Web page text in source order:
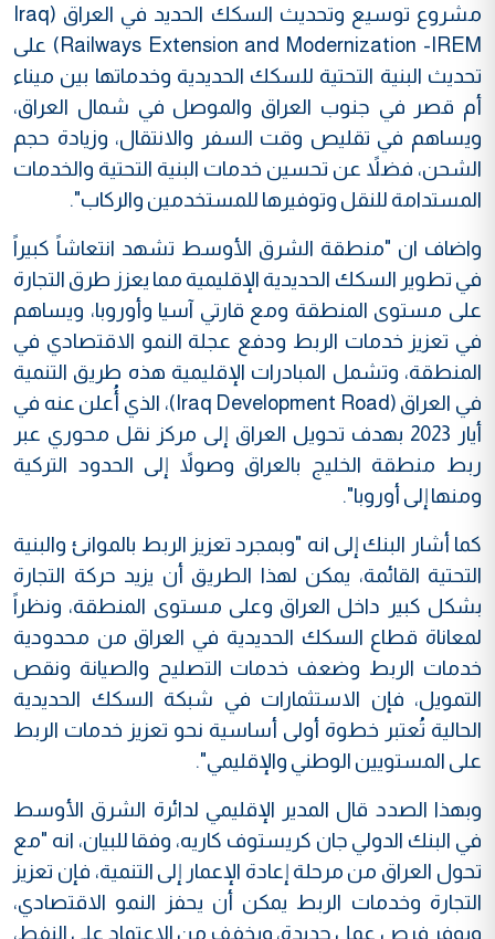
مشروع توسيع وتحديث السكك الحديد في العراق (Iraq
Railways Extension and Modernization -IREM) على
تحديث البنية التحتية للسكك الحديدية وخدماتها بين ميناء
أم قصر في جنوب العراق والموصل في شمال العراق،
ويساهم في تقليص وقت السفر والانتقال، وزيادة حجم
الشحن، فضلاً عن تحسين خدمات البنية التحتية والخدمات
المستدامة للنقل وتوفيرها للمستخدمين والركاب".
واضاف ان "منطقة الشرق الأوسط تشهد انتعاشاً كبيراً
في تطوير السكك الحديدية الإقليمية مما يعزز طرق التجارة
على مستوى المنطقة ومع قارتي آسيا وأوروبا، ويساهم
في تعزيز خدمات الربط ودفع عجلة النمو الاقتصادي في
المنطقة، وتشمل المبادرات الإقليمية هذه طريق التنمية
في العراق (Iraq Development Road)، الذي أُعلن عنه في
أيار 2023 بهدف تحويل العراق إلى مركز نقل محوري عبر
ربط منطقة الخليج بالعراق وصولاً إلى الحدود التركية
ومنها إلى أوروبا".
كما أشار البنك إلى انه "وبمجرد تعزيز الربط بالموانئ والبنية
التحتية القائمة، يمكن لهذا الطريق أن يزيد حركة التجارة
بشكل كبير داخل العراق وعلى مستوى المنطقة، ونظراً
لمعاناة قطاع السكك الحديدية في العراق من محدودية
خدمات الربط وضعف خدمات التصليح والصيانة ونقص
التمويل، فإن الاستثمارات في شبكة السكك الحديدية
الحالية تُعتبر خطوة أولى أساسية نحو تعزيز خدمات الربط
على المستويين الوطني والإقليمي".
وبهذا الصدد قال المدير الإقليمي لدائرة الشرق الأوسط
في البنك الدولي جان كريستوف كاريه، وفقا للبيان، انه "مع
تحول العراق من مرحلة إعادة الإعمار إلى التنمية، فإن تعزيز
التجارة وخدمات الربط يمكن أن يحفز النمو الاقتصادي،
ويوفر فرص عمل جديدة، ويخفف من الاعتماد على النفط،